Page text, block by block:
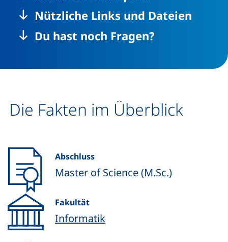
Nützliche Links und Dateien
Du hast noch Fragen?
Die Fakten im Überblick
Abschluss
Master of Science (M.Sc.)
Fakultät
Informatik